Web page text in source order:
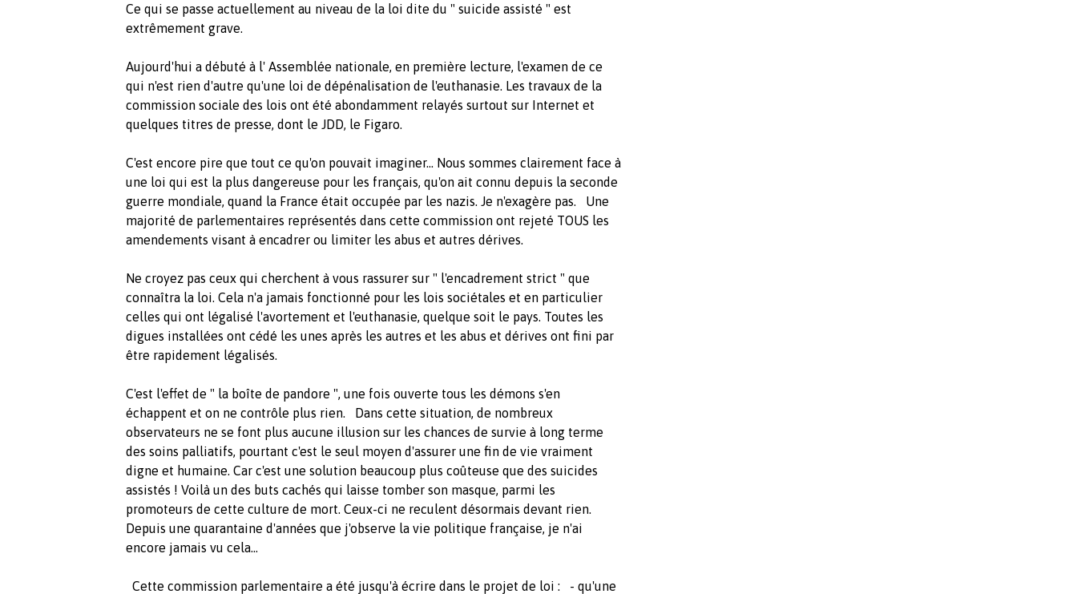
Ce qui se passe actuellement au niveau de la loi dite du " suicide assisté " est
extrêmement grave.
Aujourd'hui a débuté à l' Assemblée nationale, en première lecture, l'examen de ce
qui n'est rien d'autre qu'une loi de dépénalisation de l'euthanasie. Les travaux de la
commission sociale des lois ont été abondamment relayés surtout sur Internet et
quelques titres de presse, dont le JDD, le Figaro.
C'est encore pire que tout ce qu'on pouvait imaginer... Nous sommes clairement face à
une loi qui est la plus dangereuse pour les français, qu'on ait connu depuis la seconde
guerre mondiale, quand la France était occupée par les nazis. Je n'exagère pas. Une
majorité de parlementaires représentés dans cette commission ont rejeté TOUS les
amendements visant à encadrer ou limiter les abus et autres dérives.
Ne croyez pas ceux qui cherchent à vous rassurer sur " l'encadrement strict " que
connaîtra la loi. Cela n'a jamais fonctionné pour les lois sociétales et en particulier
celles qui ont légalisé l'avortement et l'euthanasie, quelque soit le pays. Toutes les
digues installées ont cédé les unes après les autres et les abus et dérives ont fini par
être rapidement légalisés.
C'est l'effet de " la boîte de pandore ", une fois ouverte tous les démons s'en
échappent et on ne contrôle plus rien. Dans cette situation, de nombreux
observateurs ne se font plus aucune illusion sur les chances de survie à long terme
des soins palliatifs, pourtant c'est le seul moyen d'assurer une fin de vie vraiment
digne et humaine. Car c'est une solution beaucoup plus coûteuse que des suicides
assistés ! Voilà un des buts cachés qui laisse tomber son masque, parmi les
promoteurs de cette culture de mort. Ceux-ci ne reculent désormais devant rien.
Depuis une quarantaine d'années que j'observe la vie politique française, je n'ai
encore jamais vu cela...
Cette commission parlementaire a été jusqu'à écrire dans le projet de loi : - qu'une